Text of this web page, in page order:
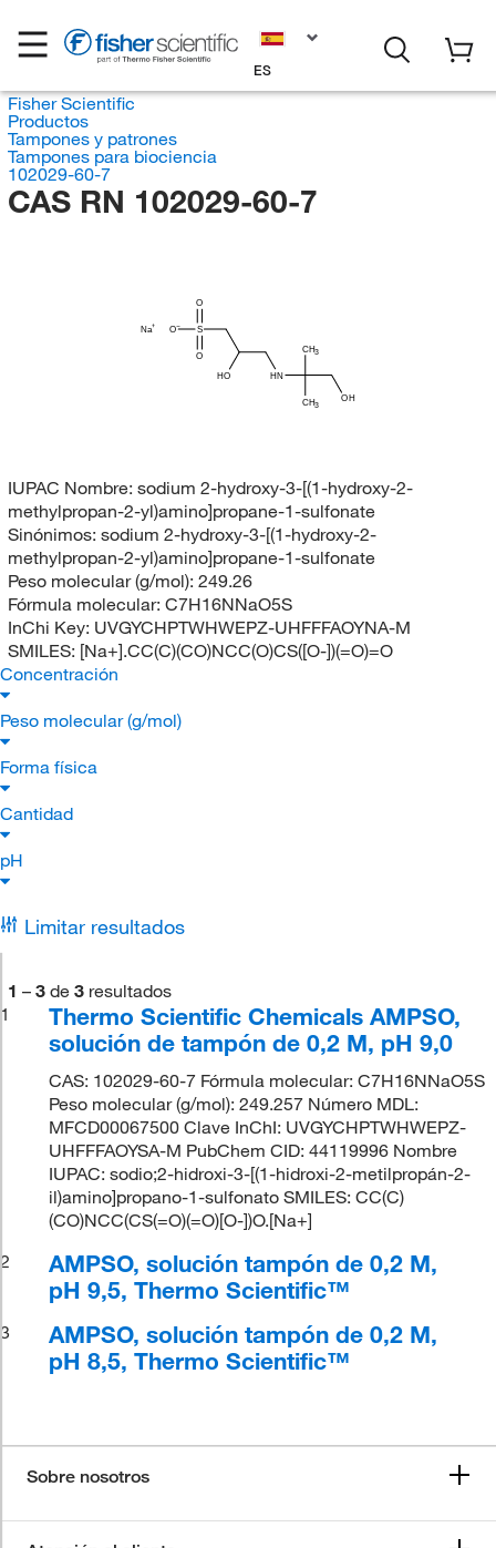
ES
Fisher Scientific
Productos
Tampones y patrones
Tampones para biociencia
102029-60-7
CAS RN 102029-60-7
CH3
CH3
OH
HN
S
O
O
O
HO
Na
IUPAC Nombre: sodium 2-hydroxy-3-[(1-hydroxy-2-
methylpropan-2-yl)amino]propane-1-sulfonate
Sinónimos: sodium 2-hydroxy-3-[(1-hydroxy-2-
methylpropan-2-yl)amino]propane-1-sulfonate
Peso molecular (g/mol): 249.26
Fórmula molecular: C7H16NNaO5S
InChi Key: UVGYCHPTWHWEPZ-UHFFFAOYNA-M
SMILES: [Na+].CC(C)(CO)NCC(O)CS([O-])(=O)=O
Concentración
Peso molecular (g/mol)
Forma física
Cantidad
pH
Limitar resultados
1 – 3 de 3 resultados
1
Thermo Scientific Chemicals AMPSO,
solución de tampón de 0,2 M, pH 9,0
CAS: 102029-60-7 Fórmula molecular: C7H16NNaO5S
Peso molecular (g/mol): 249.257 Número MDL:
MFCD00067500 Clave InChI: UVGYCHPTWHWEPZ-
UHFFFAOYSA-M PubChem CID: 44119996 Nombre
IUPAC: sodio;2-hidroxi-3-[(1-hidroxi-2-metilpropán-2-
il)amino]propano-1-sulfonato SMILES: CC(C)
(CO)NCC(CS(=O)(=O)[O-])O.[Na+]
2
AMPSO, solución tampón de 0,2 M,
pH 9,5, Thermo Scientific™
3
AMPSO, solución tampón de 0,2 M,
pH 8,5, Thermo Scientific™
Sobre nosotros